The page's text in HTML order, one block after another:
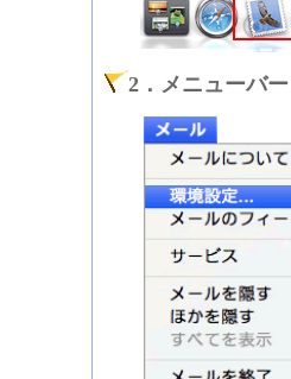
2．メニューバ